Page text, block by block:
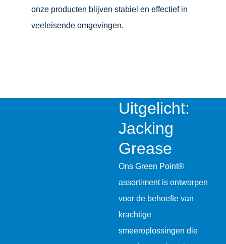
onze producten blijven stabiel en effectief in
veeleisende omgevingen.
Uitgelicht:
Jacking
Grease
Ons Green Point®
assortiment is ontworpen
voor de behoefte van
krachtige
smeeroplossingen die